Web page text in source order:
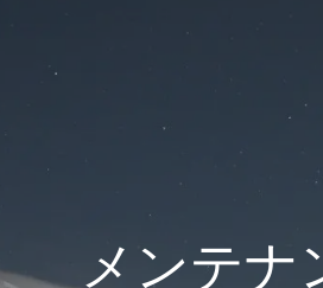
メンテナ